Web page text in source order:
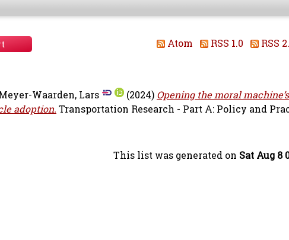
Atom RSS 1.0 RSS
Waarden, Lars (2024) Opening the moral
adoption. Transportation Research - Part A: Policy and
This list was generated on Sat Aug 8